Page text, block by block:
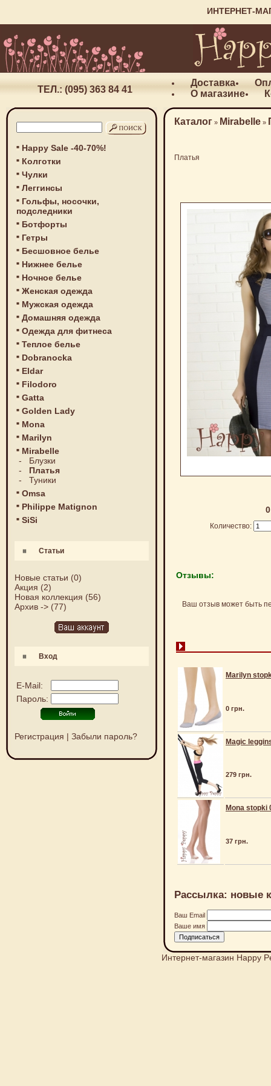
ИНТЕРНЕТ-
ТЕЛ.: (095) 363 84 41
Доставка
О магазине
Happy Sale -40-70%!
Колготки
Чулки
Леггинсы
Гольфы, носочки,
подследники
Ботфорты
Гетры
Бесшовное белье
Нижнее белье
Ночное белье
Женская одежда
Мужская одежда
Домашняя одежда
Одежда для фитнеса
Теплое белье
Dobranocka
Eldar
Filodoro
Gatta
Golden Lady
Mona
Marilyn
Mirabelle
- Блузки
- Платья
- Туники
Omsa
Philippe Matignon
SiSi
Статьи
Новые статьи (0)
Акция (2)
Новая коллекция (56)
Архив -> (77)
Вход
E-Mail:
Пароль:
Регистрация | Забыли пароль?
Каталог » Mirabelle »
Платья
Количество:
Отзывы:
Ваш отзыв может быть
Marilyn
0 грн.
Magic
279 грн.
Mona stopki
37 грн.
Рассылка: новые
Ваш Email
Ваше имя
Интернет-магазин Happy